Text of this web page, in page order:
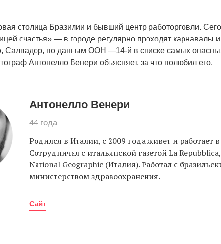
столица Бразилии и бывший центр работорговли.
счастья» — в городе регулярно проходят карнавалы
Салвадор, по данным ООН —14-й в списке самых
Антонелло Венери объясняет, за что полюбил его.
Антонелло Венери
44 года
Родился в Италии, с 2009 года живет и работает
Сотрудничал с итальянской газетой La
National Geographic (Италия). Работал с
министерством здравоохранения.
Сайт